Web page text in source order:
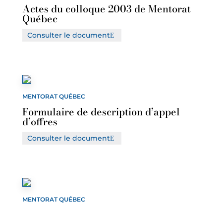
Actes du colloque 2003 de Mentorat
Québec
Consulter le document
MENTORAT QUÉBEC
Formulaire de description d’appel
d’offres
Consulter le document
MENTORAT QUÉBEC